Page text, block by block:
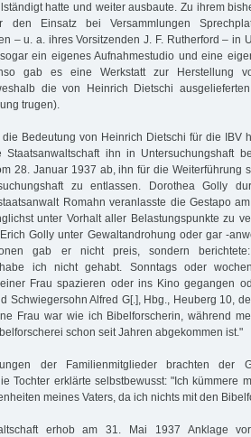
hatte und weiter ausbaute. Zu ihrem
den Einsatz bei Versammlungen
– u. a. ihres Vorsitzenden J. F. Rutherford – in
ein eigenes Aufnahmestudio und eine
gab es eine Werkstatt zur Herstellung
die von Heinrich Dietschi
trugen).
die Bedeutung von Heinrich Dietschi für die IBV
Staatsanwaltschaft ihn in Untersuchungshaft
28. Januar 1937 ab, ihn für die Weiterführung
zu entlassen. Dorothea Golly
Romahn veranlasste die Gestapo
unter Vorhalt aller Belastungspunkte zu
Golly unter Gewaltandrohung oder gar -
gab er nicht preis, sondern
habe ich nicht gehabt. Sonntags oder
Frau spazieren oder ins Kino gegangen
Schwiegersohn Alfred G[.], Hbg., Heuberg 10,
Frau war wie ich Bibelforscherin, während
schon seit Jahren abgekommen ist."
der Familienmitglieder brachten der
Tochter erklärte selbstbewusst: "Ich kümmere
meines Vaters, da ich nichts mit den
erhob am 31. Mai 1937 Anklage